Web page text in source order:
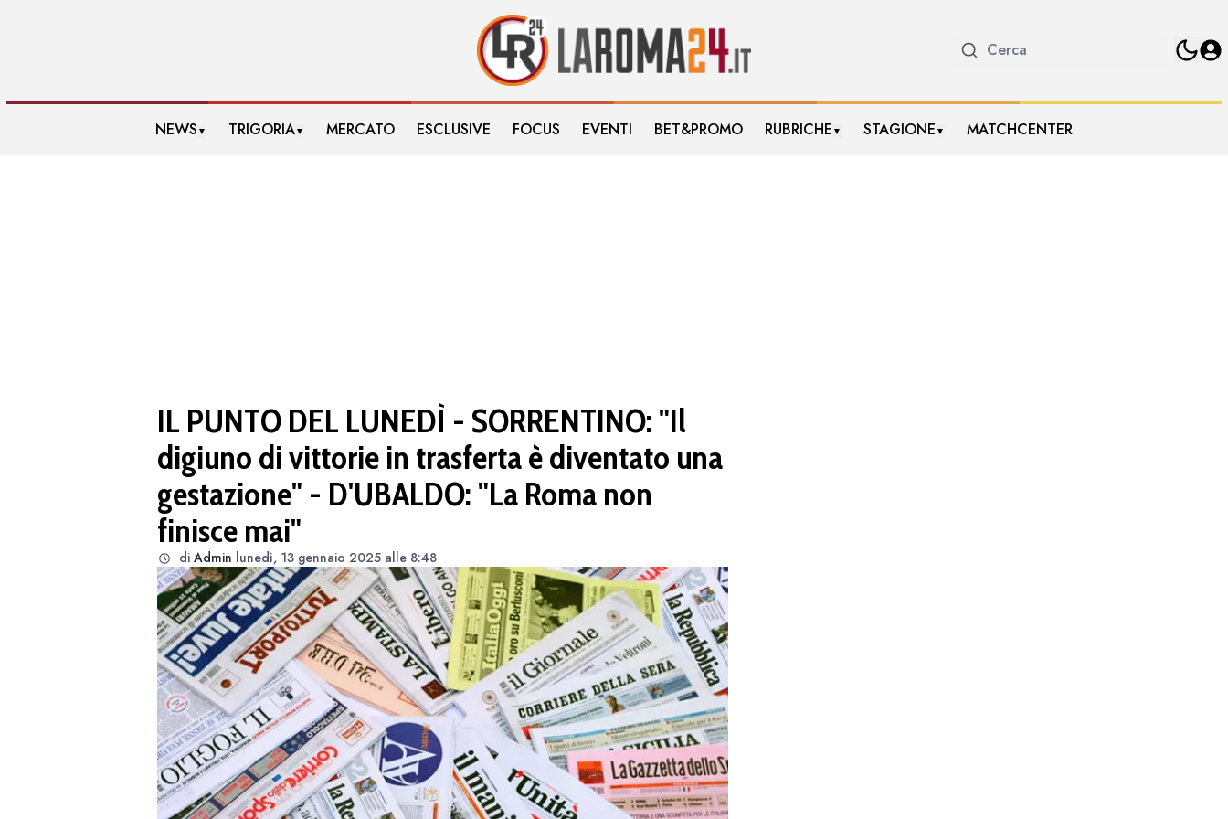
NEWS ▼ TRIGORIA▼ MERCATO ESCLUSIVE FOCUS EVENTI BET&PROMO RUBRICHE ▼ STAGIONE ▼ MATCHCENTER
IL PUNTO DEL LUNEDÌ - SORRENTINO: "Il
digiuno di vittorie in trasferta è diventato una
gestazione" - D'UBALDO: "La Roma non
finisce mai"
di Admin lunedì, 13 gennaio 2025 alle 8:48